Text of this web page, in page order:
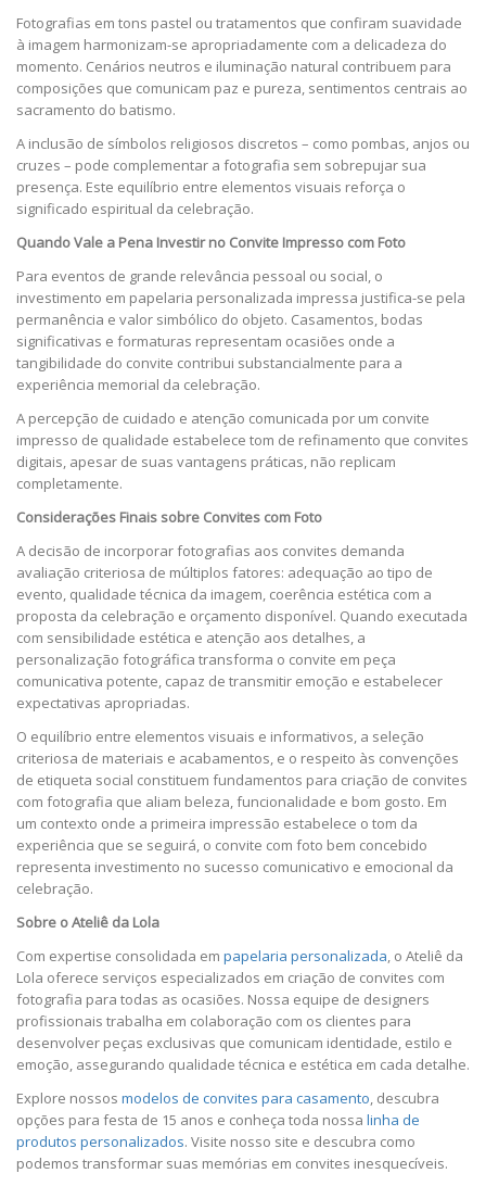
Fotografias em tons pastel ou tratamentos que confiram suavidade
à imagem harmonizam-se apropriadamente com a delicadeza do
momento. Cenários neutros e iluminação natural contribuem para
composições que comunicam paz e pureza, sentimentos centrais ao
sacramento do batismo.
A inclusão de símbolos religiosos discretos – como pombas, anjos ou
cruzes – pode complementar a fotografia sem sobrepujar sua
presença. Este equilíbrio entre elementos visuais reforça o
significado espiritual da celebração.
Quando Vale a Pena Investir no Convite Impresso com Foto
Para eventos de grande relevância pessoal ou social, o
investimento em papelaria personalizada impressa justifica-se pela
permanência e valor simbólico do objeto. Casamentos, bodas
significativas e formaturas representam ocasiões onde a
tangibilidade do convite contribui substancialmente para a
experiência memorial da celebração.
A percepção de cuidado e atenção comunicada por um convite
impresso de qualidade estabelece tom de refinamento que convites
digitais, apesar de suas vantagens práticas, não replicam
completamente.
Considerações Finais sobre Convites com Foto
A decisão de incorporar fotografias aos convites demanda
avaliação criteriosa de múltiplos fatores: adequação ao tipo de
evento, qualidade técnica da imagem, coerência estética com a
proposta da celebração e orçamento disponível. Quando executada
com sensibilidade estética e atenção aos detalhes, a
personalização fotográfica transforma o convite em peça
comunicativa potente, capaz de transmitir emoção e estabelecer
expectativas apropriadas.
O equilíbrio entre elementos visuais e informativos, a seleção
criteriosa de materiais e acabamentos, e o respeito às convenções
de etiqueta social constituem fundamentos para criação de convites
com fotografia que aliam beleza, funcionalidade e bom gosto. Em
um contexto onde a primeira impressão estabelece o tom da
experiência que se seguirá, o convite com foto bem concebido
representa investimento no sucesso comunicativo e emocional da
celebração.
Sobre o Ateliê da Lola
Com expertise consolidada em papelaria personalizada, o Ateliê da
Lola oferece serviços especializados em criação de convites com
fotografia para todas as ocasiões. Nossa equipe de designers
profissionais trabalha em colaboração com os clientes para
desenvolver peças exclusivas que comunicam identidade, estilo e
emoção, assegurando qualidade técnica e estética em cada detalhe.
Explore nossos modelos de convites para casamento, descubra
opções para festa de 15 anos e conheça toda nossa linha de
produtos personalizados. Visite nosso site e descubra como
podemos transformar suas memórias em convites inesquecíveis.